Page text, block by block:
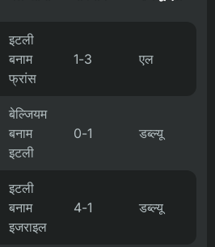
इटली
बनाम
फ्रांस
1-3 एल
बेल्जियम
बनाम
इटली
0-1 डब्ल्यू
इटली
बनाम
इजराइल
4-1 डब्ल्यू